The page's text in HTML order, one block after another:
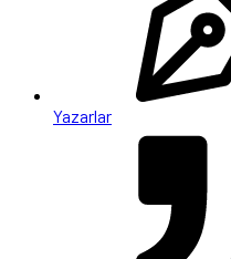
Yazarlar